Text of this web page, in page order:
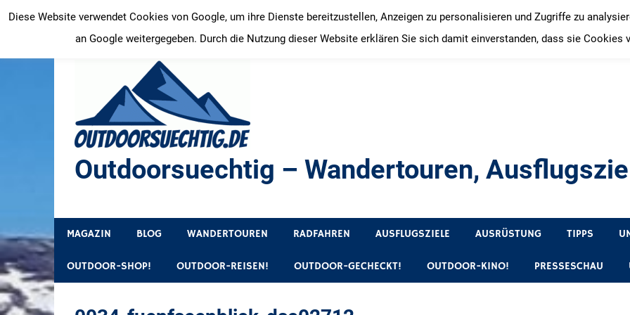
Inhalt
springen
Outdoorsuechtig – Wandertouren,
MAGAZIN BLOG WANDERTOUREN RADFAHREN AUSFLUGSZIELE AUSRÜSTUNG TIPPS
OUTDOOR-SHOP! OUTDOOR-REISEN! OUTDOOR-GECHECKT! OUTDOOR-KINO! PRESSESCHAU
Diese Website verwendet Cookies von Google, um ihre Dienste bereitzustellen, Anzeigen zu personalisieren und Zugriffe zu
an Google weitergegeben. Durch die Nutzung dieser Website erklären Sie sich damit einverstanden, dass sie Cookies